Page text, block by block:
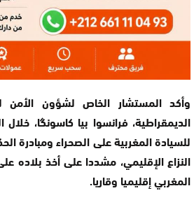
وأكد المستشار الخاص لشؤون الأمن
الديمقراطية، فرانسوا بيا كاسونگا،
للسيادة المغربية على الصحراء ومبادرة
النزاع الإقليمي، مشددا على أخذ بلاده
المغربي إقليميا وقاريا.